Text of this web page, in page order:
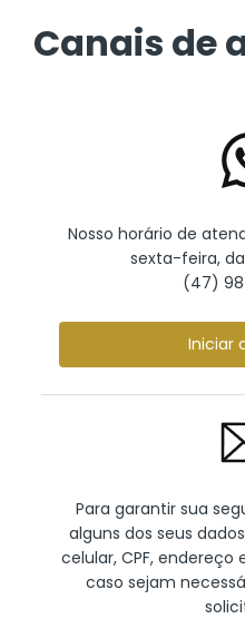
Canais de
Nosso horário de
sexta-feira,
(47)
Iniciar
Para garantir sua
alguns dos seus
celular, CPF,
caso sejam